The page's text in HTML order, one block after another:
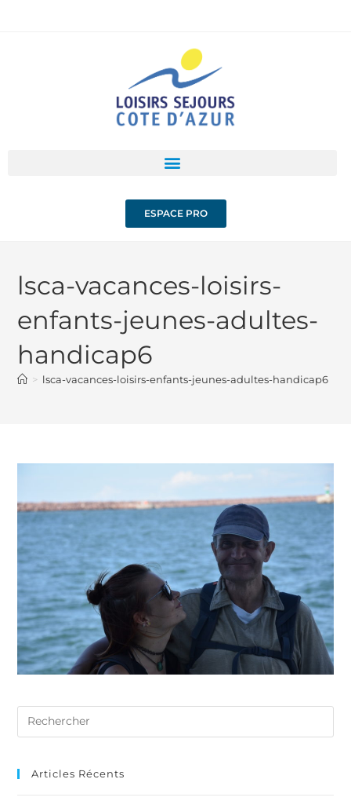
ESPACE PRO
lsca-vacances-loisirs-
enfants-jeunes-adultes-
handicap6
> lsca-vacances-loisirs-enfants-jeunes-adultes-handicap6
Articles Récents